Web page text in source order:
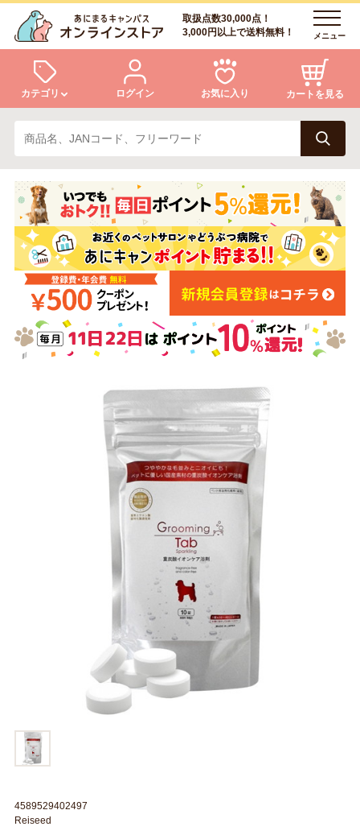
取扱点数30,000点！
3,000円以上で送料無料！
メニュー
カテゴリ
犬 猫
小動物・鳥 アクア・爬虫類・昆虫
ドッグフード キャットフード
美容・ケア用品 服・おさんぽ用品
日用品（デイリー） リビング雑貨
トリマーグッズ シニアサポート
ログイン お気に入り カートを見る
ログイン
会員登録
あにまるキャンパスについて
アフターサービス
商品リクエスト
お問い合わせ
4589529402497
Reiseed